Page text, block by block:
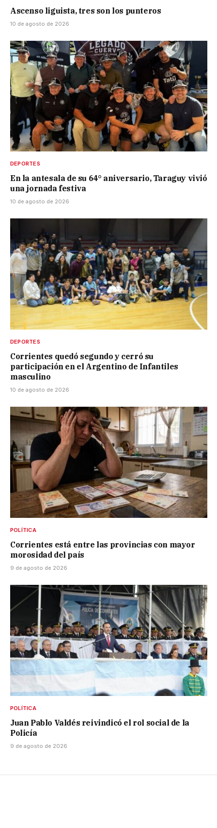
Ascenso liguista, tres son los punteros
10 de agosto de 2026
DEPORTES
En la antesala de su 64° aniversario, Taraguy vivió
una jornada festiva
10 de agosto de 2026
DEPORTES
Corrientes quedó segundo y cerró su
participación en el Argentino de Infantiles
masculino
10 de agosto de 2026
POLÍTICA
Corrientes está entre las provincias con mayor
morosidad del país
9 de agosto de 2026
POLÍTICA
Juan Pablo Valdés reivindicó el rol social de la
Policía
9 de agosto de 2026